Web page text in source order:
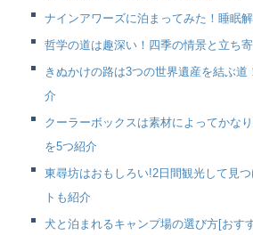
ナインアワーズに泊まってみた！睡眠
哲学の道は趣深い！四季の情景と立ち
きぬかけの路は3つの世界遺産を結ぶ道
介
クーラーボックスは素材によってかな
を5つ紹介
東尋坊はおもしろい!2日間観光して見
トも紹介
犬と泊まれるキャンプ場の選び方[おす